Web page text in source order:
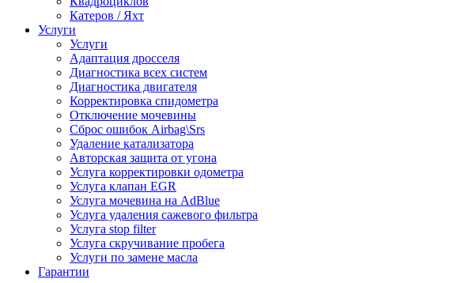
Катеров / Яхт
Услуги
Услуги
Адаптация дросселя
Диагностика всех систем
Диагностика двигателя
Корректировка спидометра
Отключение мочевины
Сброс ошибок Airbag\Srs
Удаление катализатора
Авторская защита от угона
Услуга корректировки одометра
Услуга клапан EGR
Услуга мочевина на AdBlue
Услуга удаления сажевого фильтра
Услуга stop filter
Услуга скручивание пробега
Услуги по замене масла
Гарантии